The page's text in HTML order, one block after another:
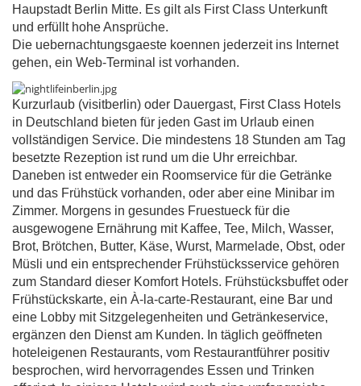
Haupstadt Berlin Mitte. Es gilt als First Class Unterkunft
und erfüllt hohe Ansprüche.
Die uebernachtungsgaeste koennen jederzeit ins Internet
gehen, ein Web-Terminal ist vorhanden.
Kurzurlaub (visitberlin) oder Dauergast, First Class Hotels
in Deutschland bieten für jeden Gast im Urlaub einen
vollständigen Service. Die mindestens 18 Stunden am Tag
besetzte Rezeption ist rund um die Uhr erreichbar.
Daneben ist entweder ein Roomservice für die Getränke
und das Frühstück vorhanden, oder aber eine Minibar im
Zimmer. Morgens in gesundes Fruestueck für die
ausgewogene Ernährung mit Kaffee, Tee, Milch, Wasser,
Brot, Brötchen, Butter, Käse, Wurst, Marmelade, Obst, oder
Müsli und ein entsprechender Frühstücksservice gehören
zum Standard dieser Komfort Hotels. Frühstücksbuffet oder
Frühstückskarte, ein À-la-carte-Restaurant, eine Bar und
eine Lobby mit Sitzgelegenheiten und Getränkeservice,
ergänzen den Dienst am Kunden. In täglich geöffneten
hoteleigenen Restaurants, vom Restaurantführer positiv
besprochen, wird hervorragendes Essen und Trinken